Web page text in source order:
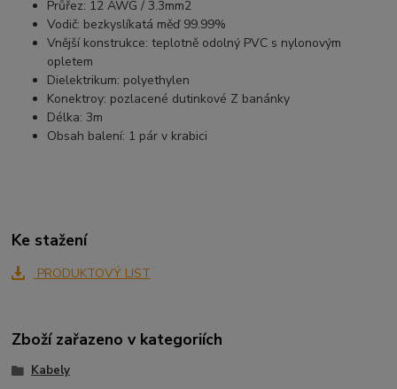
Průřez: 12 AWG / 3.3mm2
Vodič: bezkyslíkatá měď 99.99%
Vnější konstrukce: teplotně odolný PVC s nylonovým
opletem
Dielektrikum: polyethylen
Konektroy: pozlacené dutinkové Z banánky
Délka: 3m
Obsah balení: 1 pár v krabici
Ke stažení
PRODUKTOVÝ LIST
Zboží zařazeno v kategoriích
Kabely